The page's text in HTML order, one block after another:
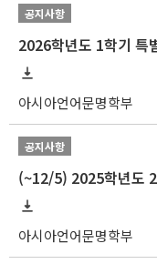
공지사항
2026학년도 1학기 특
아시아언어문명학부
공지사항
아시아언어문명학부